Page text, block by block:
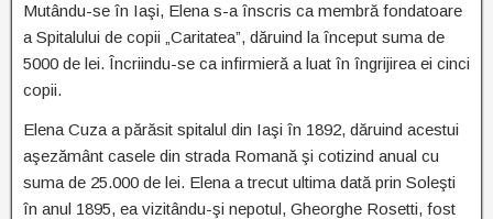
Mutându-se în Iaşi, Elena s-a înscris ca membră fondatoare
a Spitalului de copii „Caritatea”, dăruind la început suma de
5000 de lei. Încriindu-se ca infirmieră a luat în îngrijirea ei cinci
copii.
Elena Cuza a părăsit spitalul din Iaşi în 1892, dăruind acestui
aşezământ casele din strada Romană şi cotizind anual cu
suma de 25.000 de lei. Elena a trecut ultima dată prin Soleşti
în anul 1895, ea vizitându-şi nepotul, Gheorghe Rosetti, fost